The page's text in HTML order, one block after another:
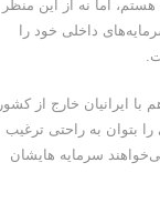
است
اما نه از این منظر
داخلی خود را
ایرانیان خارج از کشور
بتوان به راحتی ترغیب
سرمایه هایشان